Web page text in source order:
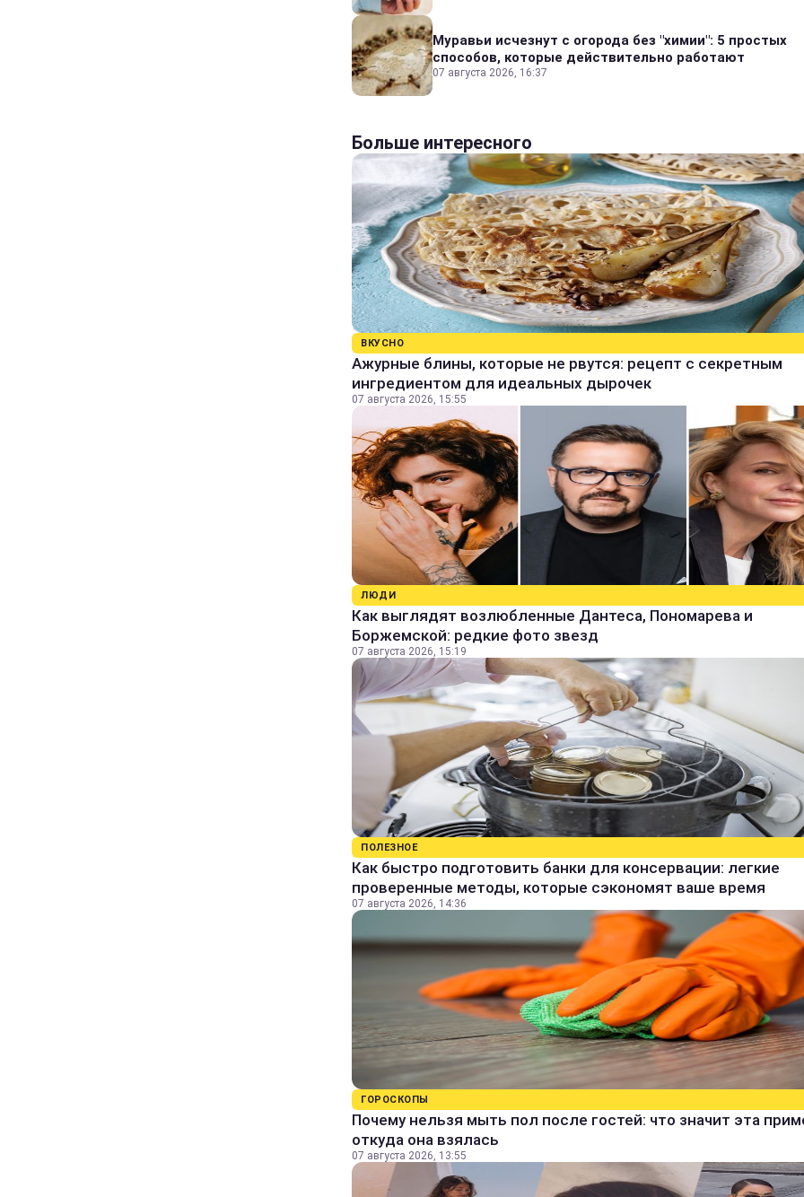
Муравьи исчезнут с огорода без "химии": 5 простых
способов, которые действительно работают
07 августа 2026, 16:37
Больше интересного
ВКУСНО
Ажурные блины, которые не рвутся: рецепт с секретным
ингредиентом для идеальных дырочек
07 августа 2026, 15:55
ЛЮДИ
Как выглядят возлюбленные Дантеса, Пономарева и
Боржемской: редкие фото звезд
07 августа 2026, 15:19
ПОЛЕЗНОЕ
Как быстро подготовить банки для консервации: легкие
проверенные методы, которые сэкономят ваше время
07 августа 2026, 14:36
ГОРОСКОПЫ
Почему нельзя мыть пол после гостей: что значит эта
откуда она взялась
07 августа 2026, 13:55